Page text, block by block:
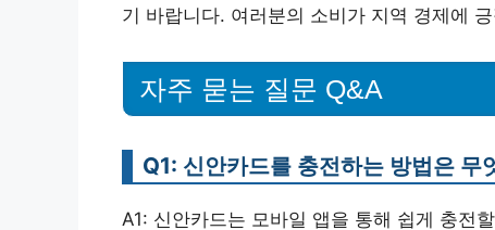
기 바랍니다. 여러분의 소비가 지역 경제에
자주 묻는 질문 Q&A
Q1: 신안카드를 충전하는 방법은 무
A1: 신안카드는 모바일 앱을 통해 쉽게 충전